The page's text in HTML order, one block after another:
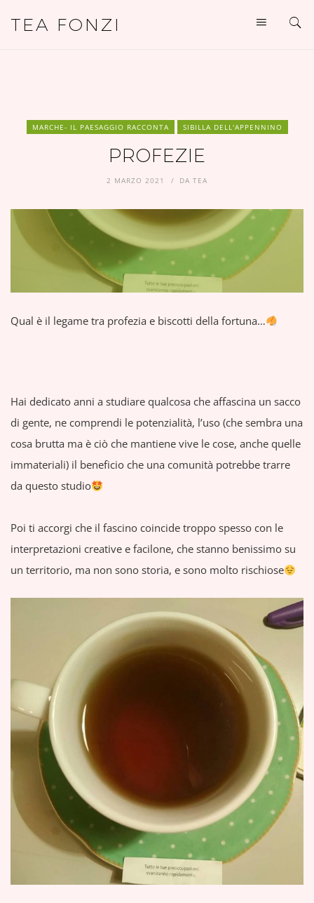
TEA FONZI
MARCHE- IL PAESAGGIO RACCONTA SIBILLA DELL'APPENNINO
PROFEZIE
2 MARZO 2021 DA TEA
Qual è il legame tra profezia e biscotti della fortuna…
Hai dedicato anni a studiare qualcosa che affascina un sacco
di gente, ne comprendi le potenzialità, l’uso (che sembra una
cosa brutta ma è ciò che mantiene vive le cose, anche quelle
immateriali) il beneficio che una comunità potrebbe trarre
da questo studio
Poi ti accorgi che il fascino coincide troppo spesso con le
interpretazioni creative e facilone, che stanno benissimo su
un territorio, ma non sono storia, e sono molto rischiose